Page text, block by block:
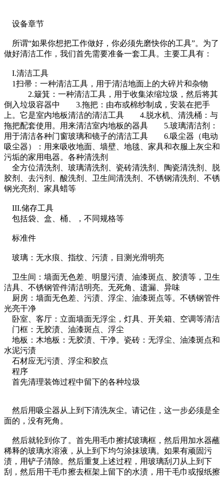
设备章节
所谓“如果你想把工作做好，你必须先磨快你的工具”。为了
做好清洁工作，我们首先需要准备一套工具。主要工具有：
I.清洁工具
1扫帚：一种清洁工具，用于清洁地面上的大碎片和杂物
2.簸箕：一种清洁工具，用于收集浓缩垃圾，然后将其
倒入垃圾容器中 3.拖把：由布或棉纱制成，安装在把手
上。它是室内地板清洁的清洁工具 4.脱水机、清洗桶：与
拖把配套使用。用来清洁室内地板的器具 5.玻璃清洁剂：
用于清洁各种门窗玻璃和镜子的清洁工具 6.吸尘器（电动
吸尘器）：用来吸收地面、墙壁、地毯、家具和衣服上灰尘和
污垢的家用电器。各种清洗剂
全方位清洗剂、玻璃清洗剂、瓷砖清洗剂、陶瓷清洗剂、脱
胶剂、去污剂、酸洗剂、卫生间清洗剂、不锈钢清洗剂、不锈
钢光亮剂、家具蜡等
III.储存工具
包括袋、盒、桶、，不同规格等
标准件
玻璃：无水痕、指纹、污渍，目测光滑明亮
卫生间：墙面无色差、明显污渍、油漆斑点、胶渍等，卫生
洁具、不锈钢管件清洁明亮。无死角、遗漏、异味
厨房：墙面无色差、污渍、浮尘、油漆斑点等。不锈钢管件
光亮干净
卧室、客厅：立面墙面无浮尘，灯具、开关箱、空调等清洁
门框：无胶渍、油漆斑点、浮尘
地板：木地板：无胶渍、干净。瓷砖：无浮尘、油漆斑点和
水泥污渍
石材应无污渍、浮尘和胶点
程序
首先清理装饰过程中留下的各种垃圾
然后用吸尘器从上到下清洗灰尘。请记住，这一步必须是全
面的，没有死角。
然后就轮到你了。首先用毛巾擦拭玻璃框，然后用加水器蘸
稀释的玻璃水溶液，从上到下均匀涂抹玻璃。如果有顽固污
渍，用铲子清除。然后重复上述过程，用玻璃刮刀从上到下
刮，然后用干毛巾擦去框架上留下的水渍，用干毛巾或报纸擦